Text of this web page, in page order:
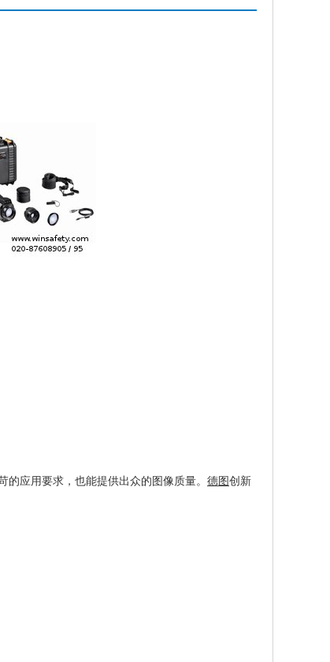
应用要求，也能提供出众的图像质量。 德图创新